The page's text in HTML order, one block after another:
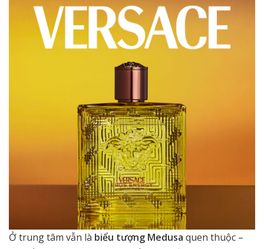
Ở trung tâm vẫn là biểu tượng Medusa quen thuộc –